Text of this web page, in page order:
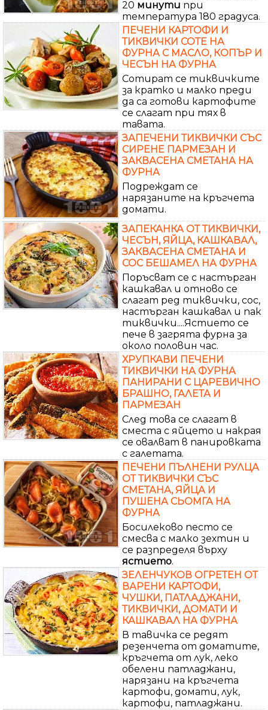
20 минути при
температура 180 градуса.
ПЕЧЕНИ КАРТОФИ И
ТИКВИЧКИ СОТЕ НА
ФУРНА С МАСЛО, КОПЪР И
ЧЕСЪН НА ФУРНА
Сотират се тиквичките
за кратко и малко преди
да са готови картофите
се слагат при тях в
тавата.
ЗАПЕЧЕНИ ТИКВИЧКИ СЪС
СИРЕНЕ ПАРМЕЗАН И
ЗАКВАСЕНА СМЕТАНА НА
ФУРНА
Подреждат се
нарязаните на кръгчета
домати.
ЗАПЕКАНКА ОТ ТИКВИЧКИ,
ЧЕСЪН, ЯЙЦА, КАШКАВАЛ,
ЗАКВАСЕНА СМЕТАНА И
СОС БЕШАМЕЛ НА ФУРНА
Поръсват се с настърган
кашкавал и отново се
слагат ред тиквички, сос,
настърган кашкавал и пак
тиквички....Ястието се
пече в загрята фурна за
около половин час.
ХРУПКАВИ ПЕЧЕНИ
ТИКВИЧКИ НА ФУРНА
ПАНИРАНИ С ЦАРЕВИЧНО
БРАШНО, ГАЛЕТА И
ПАРМЕЗАН
След това се слагат в
сместа с яйцето и накрая
се овалват в панировката
с галетата.
ПЕЧЕНИ ПЪЛНЕНИ РУЛЦА
ОТ ТИКВИЧКИ СЪС
СМЕТАНА, ЯЙЦА И
ПУШЕНА СЬОМГА НА
ФУРНА
Босилеково песто се
смесва с малко зехтин и
се разпределя върху
ястието.
ЗЕЛЕНЧУКОВ ОГРЕТЕН ОТ
ВАРЕНИ КАРТОФИ,
ЧУШКИ, ПАТЛАДЖАНИ,
ТИКВИЧКИ, ДОМАТИ И
КАШКАВАЛ НА ФУРНА
В тавичка се редят
резенчета от доматите,
кръгчета от лук, леко
обелени патладжани,
нарязани на кръгчета
картофи, домати, лук,
картофи, патладжани.